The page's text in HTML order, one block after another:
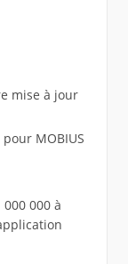
mise à jour
MOBIUS
000 000 à